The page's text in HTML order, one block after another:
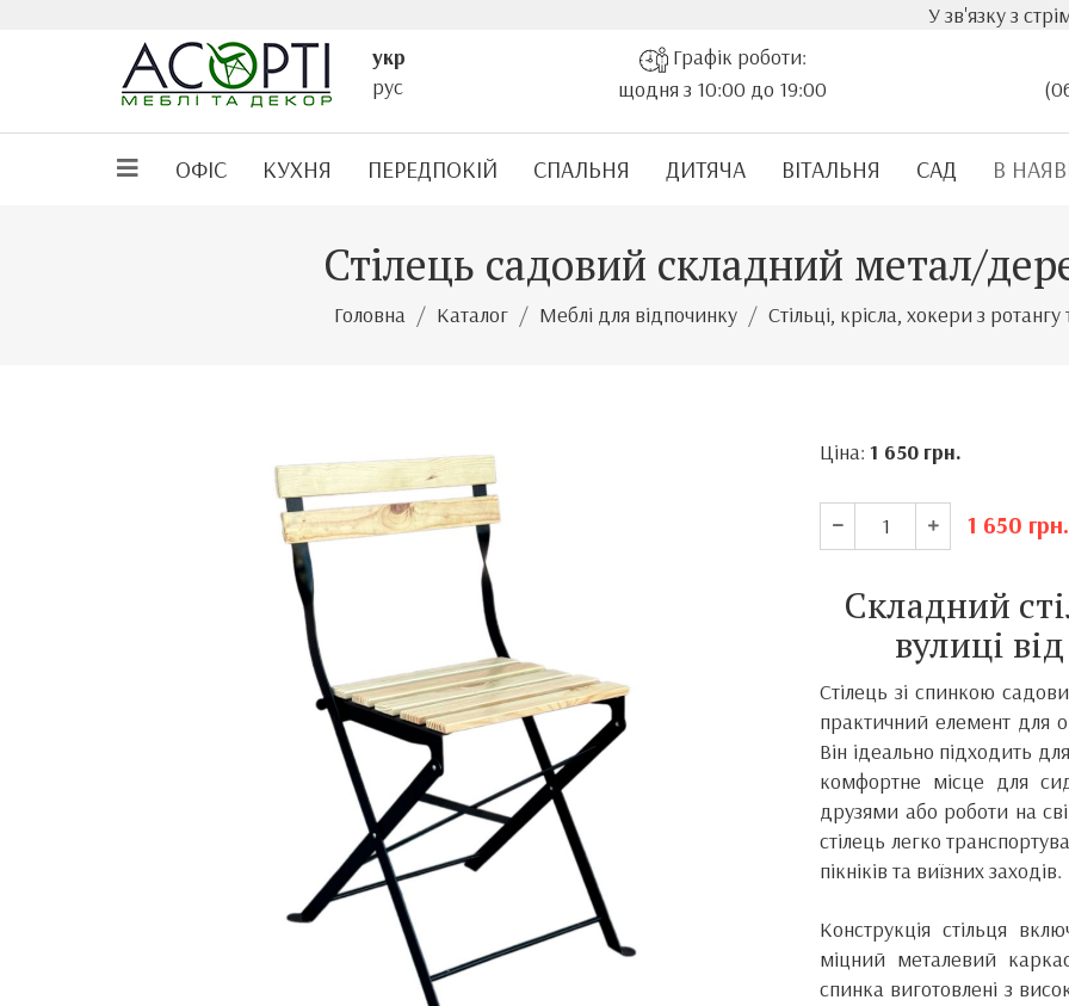
У зв'язку з стрімким
укр
рус
Графік роботи:
щодня з 10:00 до 19:00
ОФІС КУХНЯ ПЕРЕДПОКІЙ СПАЛЬНЯ ДИТЯЧА ВІТАЛЬНЯ САД В
Стілець садовий складний метал/
Головна Каталог Меблі для відпочинку Стільці, крісла, хокери з
Ціна: 1 650 грн.
1 650 грн.
Складний
вулиці
Стілець зі спинкою
практичний елемент для
Він ідеально підходить
комфортне місце для
друзями або роботи на
стілець легко
пікніків та виїзних заходів.
Конструкція стільця
міцний металевий
спинка виготовлені з